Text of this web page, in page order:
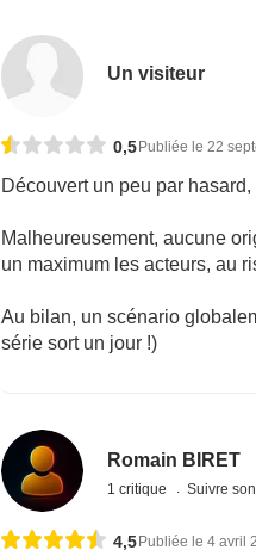
Un visiteur
0,5 Publiée le 22
Découvert un peu par
Malheureusement, aucune
un maximum les acteurs, au
Au bilan, un scénario
série sort un jour !)
Romain BIRET
1 critique Suivre
4,5 Publiée le 4 avril